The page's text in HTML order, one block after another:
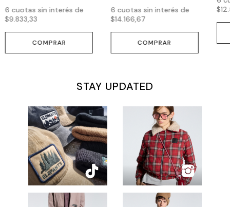
6 cuotas sin interés de
$9.833,33
COMPRAR
6 cuotas sin interés de
$14.166,67
COMPRAR
STAY UPDATED